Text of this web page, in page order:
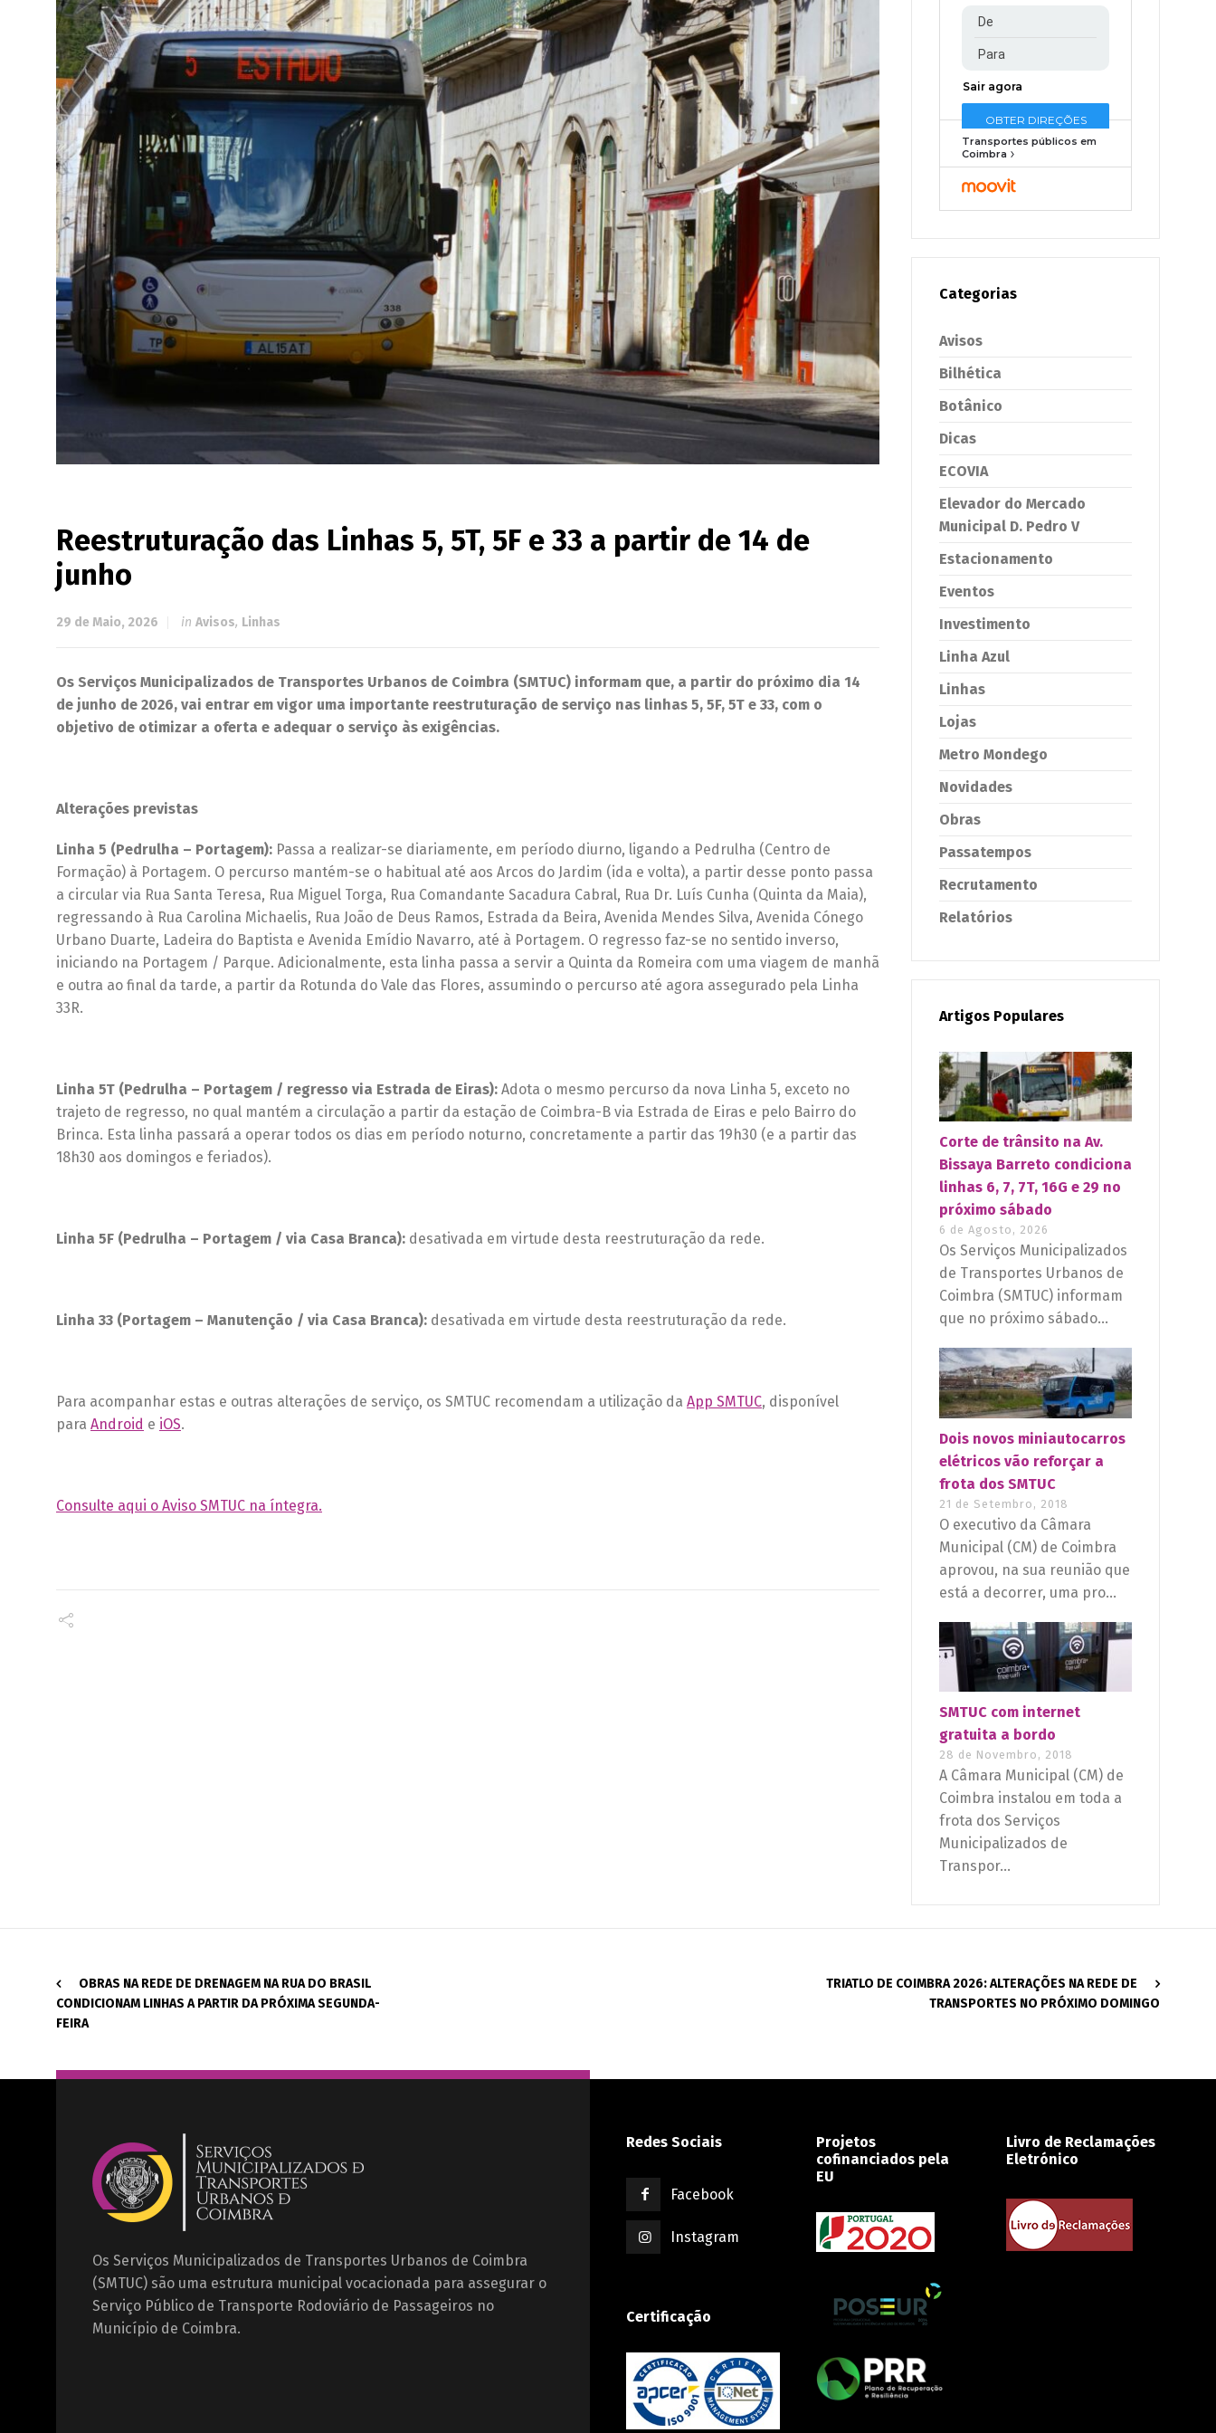
Reestruturação das Linhas 5, 5T, 5F e 33 a partir de 14 de
junho
29 de Maio, 2026 in Avisos, Linhas
Os Serviços Municipalizados de Transportes Urbanos de Coimbra (SMTUC) informam que, a partir do próximo dia 14
de junho de 2026, vai entrar em vigor uma importante reestruturação de serviço nas linhas 5, 5F, 5T e 33, com o
objetivo de otimizar a oferta e adequar o serviço às exigências.
Alterações previstas
Linha 5 (Pedrulha – Portagem): Passa a realizar-se diariamente, em período diurno, ligando a Pedrulha (Centro de
Formação) à Portagem. O percurso mantém-se o habitual até aos Arcos do Jardim (ida e volta), a partir desse ponto passa
a circular via Rua Santa Teresa, Rua Miguel Torga, Rua Comandante Sacadura Cabral, Rua Dr. Luís Cunha (Quinta da Maia),
regressando à Rua Carolina Michaelis, Rua João de Deus Ramos, Estrada da Beira, Avenida Mendes Silva, Avenida Cónego
Urbano Duarte, Ladeira do Baptista e Avenida Emídio Navarro, até à Portagem. O regresso faz-se no sentido inverso,
iniciando na Portagem / Parque. Adicionalmente, esta linha passa a servir a Quinta da Romeira com uma viagem de manhã
e outra ao final da tarde, a partir da Rotunda do Vale das Flores, assumindo o percurso até agora assegurado pela Linha
33R.
Linha 5T (Pedrulha – Portagem / regresso via Estrada de Eiras): Adota o mesmo percurso da nova Linha 5, exceto no
trajeto de regresso, no qual mantém a circulação a partir da estação de Coimbra-B via Estrada de Eiras e pelo Bairro do
Brinca. Esta linha passará a operar todos os dias em período noturno, concretamente a partir das 19h30 (e a partir das
18h30 aos domingos e feriados).
Linha 5F (Pedrulha – Portagem / via Casa Branca): desativada em virtude desta reestruturação da rede.
Linha 33 (Portagem – Manutenção / via Casa Branca): desativada em virtude desta reestruturação da rede.
Para acompanhar estas e outras alterações de serviço, os SMTUC recomendam a utilização da App SMTUC, disponível
para Android e iOS.
Consulte aqui o Aviso SMTUC na íntegra.
Transportes públicos em
Coimbra
Categorias
Avisos
Bilhética
Botânico
Dicas
ECOVIA
Elevador do Mercado
Municipal D. Pedro V
Estacionamento
Eventos
Investimento
Linha Azul
Linhas
Lojas
Metro Mondego
Novidades
Obras
Passatempos
Recrutamento
Relatórios
Artigos Populares
Corte de trânsito na Av.
Bissaya Barreto condiciona
linhas 6, 7, 7T, 16G e 29 no
próximo sábado
6 de Agosto, 2026
Os Serviços Municipalizados
de Transportes Urbanos de
Coimbra (SMTUC) informam
que no próximo sábado...
Dois novos miniautocarros
elétricos vão reforçar a
frota dos SMTUC
21 de Setembro, 2018
O executivo da Câmara
Municipal (CM) de Coimbra
aprovou, na sua reunião que
está a decorrer, uma pro...
SMTUC com internet
gratuita a bordo
28 de Novembro, 2018
A Câmara Municipal (CM) de
Coimbra instalou em toda a
frota dos Serviços
Municipalizados de
Transpor...
OBRAS NA REDE DE DRENAGEM NA RUA DO BRASIL
CONDICIONAM LINHAS A PARTIR DA PRÓXIMA SEGUNDA-
FEIRA
TRIATLO DE COIMBRA 2026: ALTERAÇÕES NA REDE DE
TRANSPORTES NO PRÓXIMO DOMINGO
Os Serviços Municipalizados de Transportes Urbanos de Coimbra
(SMTUC) são uma estrutura municipal vocacionada para assegurar o
Serviço Público de Transporte Rodoviário de Passageiros no
Município de Coimbra.
Redes Sociais
Facebook
Instagram
Certificação
Projetos
cofinanciados pela
EU
Livro de Reclamações
Eletrónico